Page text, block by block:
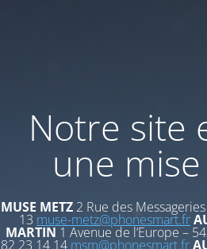
Notre site
une
MUSE METZ 2 Rue des
13 muse-metz@phonesmart.fr
MARTIN 1 Avenue de l’Europe –
82 23 14 14 msm@phonesmart.fr